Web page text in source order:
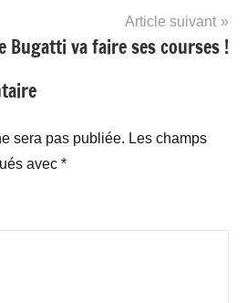
Article suivant
Bugatti va faire ses courses !
sera pas publiée. Les champs
avec *